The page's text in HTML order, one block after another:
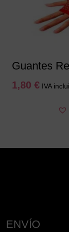
Guantes
1,80 € IVA
ENVÍO